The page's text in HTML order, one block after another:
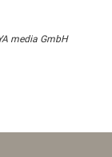
media GmbH